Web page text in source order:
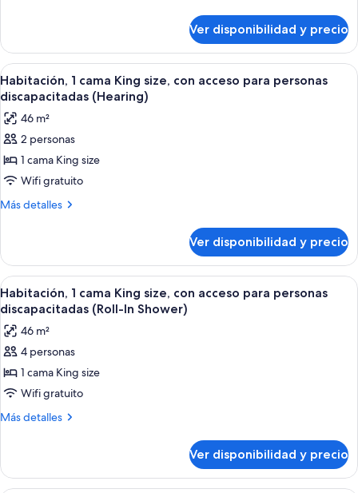
acceso
para
personas
discapacitadas,
vista
a
la
ciudad
1
cama
King
size,
acceso
para
personas
discapacitadas,
vista
la
Ver disponibilidad y precio
Ver
todas
las
fotos
de
Habitación,
1
cama
con
acceso
para
personas
discapacitadas
(Hearing)
Habitación de hotel con una cama
5
Habitación, 1 cama King size, con acceso para personas
discapacitadas (Hearing)
46 m²
2 personas
1 cama King size
Wifi gratuito
Más detalles
Más
1
cama
King
size,
acceso
para
personas
discapacitadas
(Hearing)
Ver disponibilidad y precio
Ver
todas
las
fotos
de
Habitación,
1
cama
con
acceso
Habitación de hotel con una cama
5
Habitación, 1 cama King size, con acceso para personas
discapacitadas (Roll-In Shower)
46 m²
4 personas
1 cama King size
Wifi gratuito
Más detalles
Más
1
cama
Ver disponibilidad y precio